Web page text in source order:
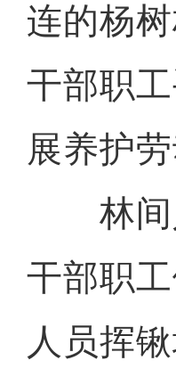
连的杨
干部职
展养护劳
林间
干部职
人员挥